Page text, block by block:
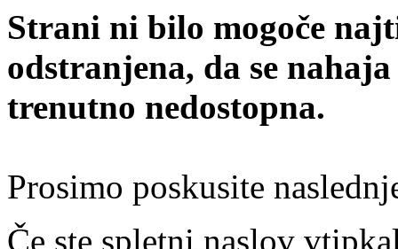
Strani ni bilo mogoče
odstranjena, da se
trenutno nedostopna.
Prosimo poskusite
Če ste spletni naslov